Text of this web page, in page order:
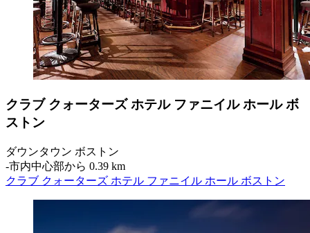
クラブ クォーターズ ホテル ファニイル ホール ボ
ストン
ダウンタウン ボストン
‐市内中心部から 0.39 km
クラブ クォーターズ ホテル ファニイル ホール ボストン